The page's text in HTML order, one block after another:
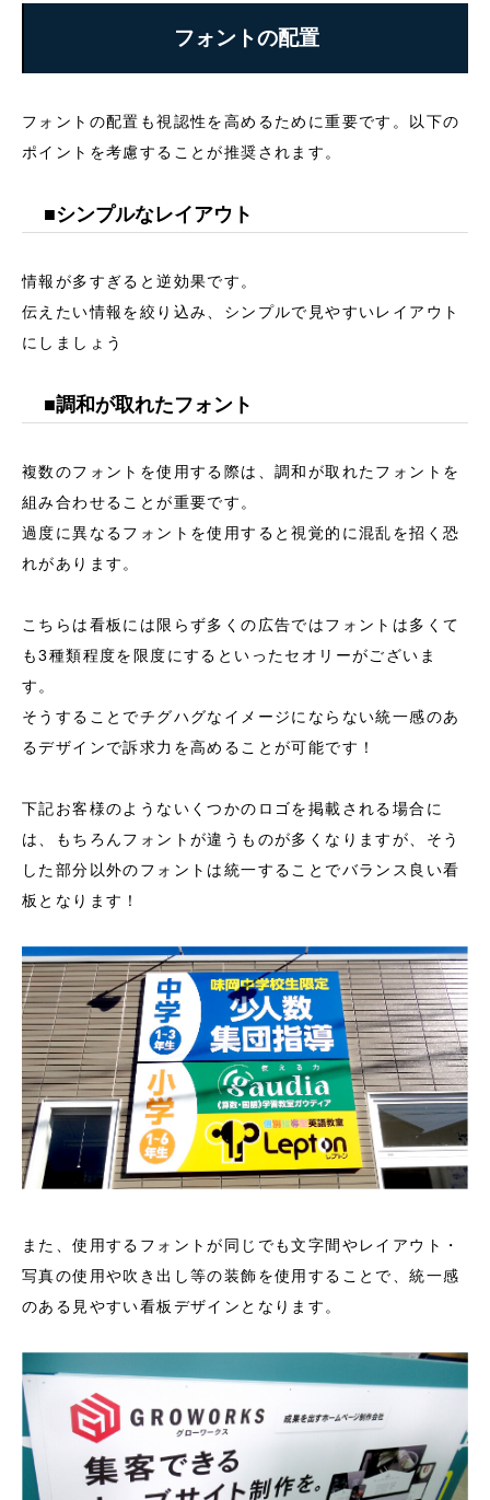
フォントの配置
フォントの配置も視認性を高めるために重要です。以下の
ポイントを考慮することが推奨されます。
■シンプルなレイアウト
情報が多すぎると逆効果です。
伝えたい情報を絞り込み、シンプルで見やすいレイアウト
にしましょう
■調和が取れたフォント
複数のフォントを使用する際は、調和が取れたフォントを
組み合わせることが重要です。
過度に異なるフォントを使用すると視覚的に混乱を招く恐
れがあります。
こちらは看板には限らず多くの広告ではフォントは多くて
も3種類程度を限度にするといったセオリーがございま
す。
そうすることでチグハグなイメージにならない統一感のあ
るデザインで訴求力を高めることが可能です！
下記お客様のようないくつかのロゴを掲載される場合に
は、もちろんフォントが違うものが多くなりますが、そう
した部分以外のフォントは統一することでバランス良い看
板となります！
また、使用するフォントが同じでも文字間やレイアウト・
写真の使用や吹き出し等の装飾を使用することで、統一感
のある見やすい看板デザインとなります。
フリーダイヤル LINE メール